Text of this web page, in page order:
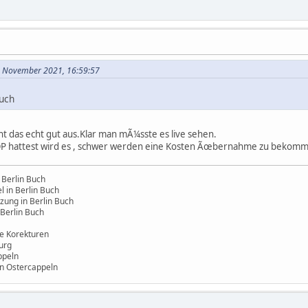
2021, 16:59:57
das echt gut aus.Klar man mÃ¼sste es live sehen.
hattest wird es , schwer werden eine Kosten Ãœbernahme zu
Buch
in Berlin Buch
in Berlin Buch
Buch
Korekturen
Ostercappeln